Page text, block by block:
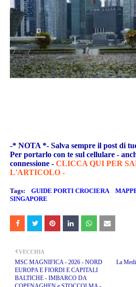
-* NOTA *- Salva sempre il post di
Per portarlo con te sul cellulare -
connessione - CLICCA QUI PER
L'ARTICOLO -
Tags: GUIDE PORTI CROCIERA
SINGAPORE
La
VECCHIA
MSC MAGNIFICA - 2026 - NORD
EUROPA E FIORDI E CAPITALI
BALTICHE - IMBARCO DA